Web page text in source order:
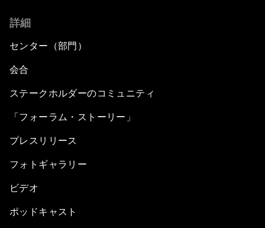
詳細
センター（部門）
会合
ステークホルダーのコミュニティ
「フォーラム・ストーリー」
プレスリリース
フォトギャラリー
ビデオ
ポッドキャスト